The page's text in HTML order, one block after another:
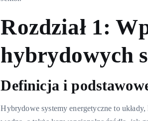
Rozdział 1:
hybrydowych
Definicja i
Hybrydowe systemy energetyczne to